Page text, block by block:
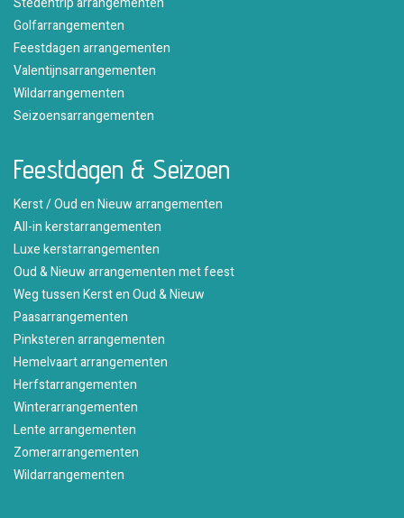
Golfarrangementen
Feestdagen arrangementen
Valentijnsarrangementen
Wildarrangementen
Seizoensarrangementen
Feestdagen & Seizoen
Kerst / Oud en Nieuw arrangementen
All-in kerstarrangementen
Luxe kerstarrangementen
Oud & Nieuw arrangementen met feest
Weg tussen Kerst en Oud & Nieuw
Paasarrangementen
Pinksteren arrangementen
Hemelvaart arrangementen
Herfstarrangementen
Winterarrangementen
Lente arrangementen
Zomerarrangementen
Wildarrangementen